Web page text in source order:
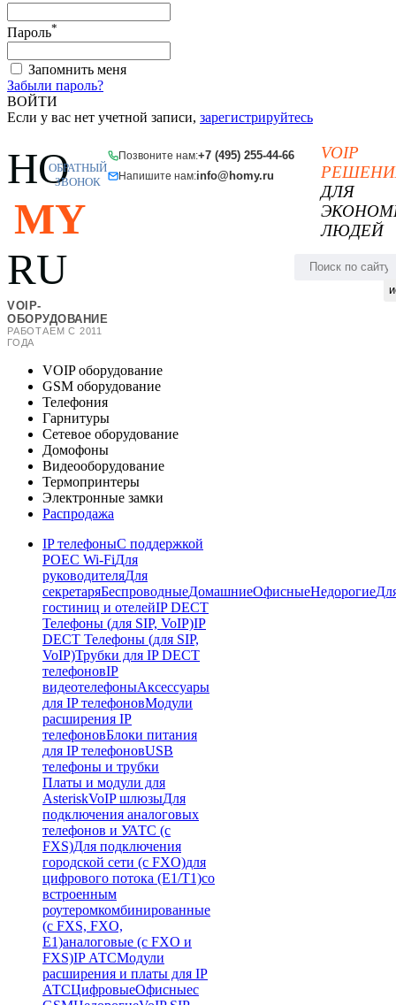
Пароль*
Запомнить меня
Забыли пароль?
ВОЙТИ
Если у вас нет учетной записи, зарегистрируйтесь
HO
MY
RU
VOIP-
ОБОРУДОВАНИЕ
РАБОТАЕМ С 2011
ГОДА
Позвоните нам:+7 (495) 255-44-66
Напишите нам:info@homy.ru
ОБРАТНЫЙ
ЗВОНОК
VOIP
ДЛЯ
ЛЮДЕЙ
VOIP оборудование
GSM оборудование
Телефония
Гарнитуры
Сетевое оборудование
Домофоны
Видеооборудование
Термопринтеры
Электронные замки
Распродажа
IP телефоныС поддержкой
POEC Wi-FiДля
руководителяДля
секретаряБеспроводныеДомашниеОфисныеНедорогие
гостиниц и отелейIP DECT
Телефоны (для SIP, VoIP)IP
DECT Телефоны (для SIP,
VoIP)Трубки для IP DECT
телефоновIP
видеотелефоныАксессуары
для IP телефоновМодули
расширения IP
телефоновБлоки питания
для IP телефоновUSB
телефоны и трубки
Платы и модули для
AsteriskVoIP шлюзыДля
подключения аналоговых
телефонов и УАТС (с
FXS)Для подключения
городской сети (с FXO)для
цифрового потока (E1/T1)со
встроенным
роутеромкомбинированные
(c FXS, FXO,
E1)аналоговые (с FXO и
FXS)IP АТСМодули
расширения и платы для IP
АТСЦифровыеОфисныес